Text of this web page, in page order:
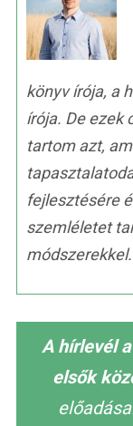
könyv írója, a
írója. De ezek
tartom azt,
fejlesztésére
szemléletet
módszerekkel.
A hírlevél
elsők